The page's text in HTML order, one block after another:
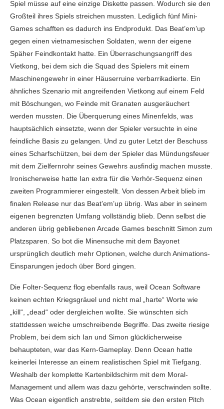
Spiel müsse auf eine einzige Diskette passen. Wodurch sie den
Großteil ihres Spiels streichen mussten. Lediglich fünf Mini-
Games schafften es dadurch ins Endprodukt. Das Beat’em’up
gegen einen vietnamesischen Soldaten, wenn der eigene
Späher Feindkontakt hatte. Ein Überraschungsangriff des
Vietkong, bei dem sich die Squad des Spielers mit einem
Maschinengewehr in einer Häuserruine verbarrikadierte. Ein
ähnliches Szenario mit angreifenden Vietkong auf einem Feld
mit Böschungen, wo Feinde mit Granaten ausgeräuchert
werden mussten. Die Überquerung eines Minenfelds, was
hauptsächlich einsetzte, wenn der Spieler versuchte in eine
feindliche Basis zu gelangen. Und zu guter Letzt der Beschuss
eines Scharfschützen, bei dem der Spieler das Mündungsfeuer
mit dem Zielfernrohr seines Gewehrs ausfindig machen musste.
Ironischerweise hatte Ian extra für die Verhör-Sequenz einen
zweiten Programmierer eingestellt. Von dessen Arbeit blieb im
finalen Release nur das Beat’em’up übrig. Was aber in seinem
eigenen begrenzten Umfang vollständig blieb. Denn selbst die
anderen übrig gebliebenen Arcade Games beschnitt Simon zum
Platzsparen. So bot die Minensuche mit dem Bayonet
ursprünglich deutlich mehr Optionen, welche durch Animations-
Einsparungen jedoch über Bord gingen.
Die Folter-Sequenz flog ebenfalls raus, weil Ocean Software
keinen echten Kriegsgräuel und nicht mal „harte“ Worte wie
„kill“, „dead“ oder dergleichen wollte. Sie wünschten sich
stattdessen weiche umschreibende Begriffe. Das zweite riesige
Problem, bei dem sich Ian und Simon glücklicherweise
behaupteten, war das Kern-Gameplay. Denn Ocean hatte
keinerlei Interesse an einem realistischen Spiel mit Tiefgang.
Weshalb der komplette Kartenbildschirm mit dem Moral-
Management und allem was dazu gehörte, verschwinden sollte.
Was Ocean eigentlich anstrebte, seitdem sie den ersten Pitch